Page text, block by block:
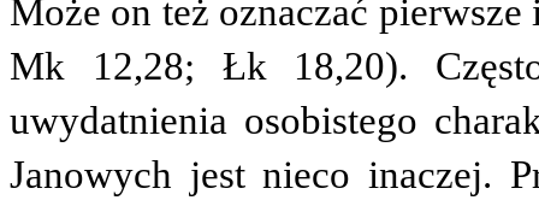
Może on też oznaczać
Mk 12,28; Łk 18,20).
uwydatnienia osobistego
Janowych jest nieco inaczej.